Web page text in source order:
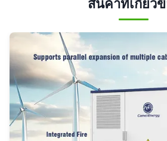
สินค้าที่เกี่ยว